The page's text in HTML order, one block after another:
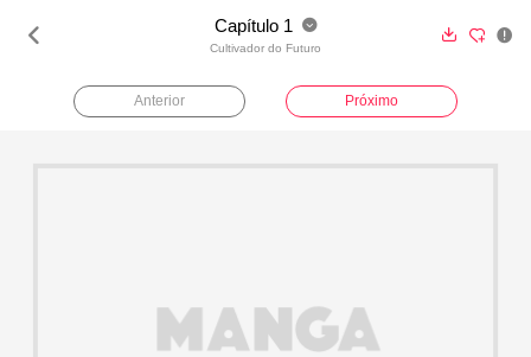
 Capítulo 1 
Cultivador do Futuro
  
Anterior Próximo